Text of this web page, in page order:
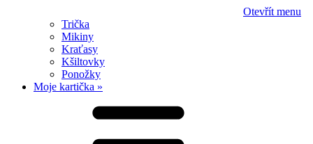
Otevřít menu
Trička
Mikiny
Kraťasy
Kšiltovky
Ponožky
Moje kartička »